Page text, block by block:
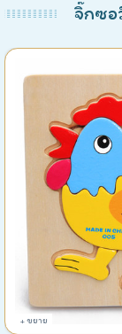
จิ๊กซ
+ ขยาย